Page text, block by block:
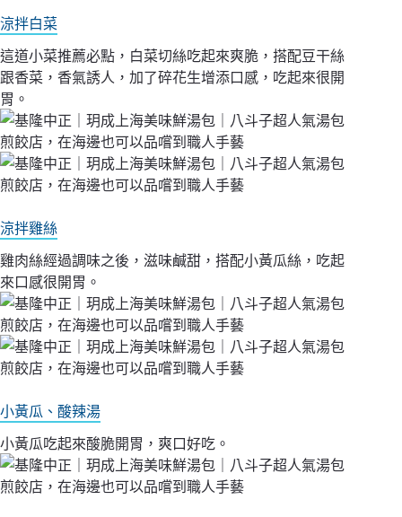
涼拌白菜
這道小菜推薦必點，白菜切絲吃起來爽脆，搭配豆干絲
跟香菜，香氣誘人，加了碎花生增添口感，吃起來很開
胃。
涼拌雞絲
雞肉絲經過調味之後，滋味鹹甜，搭配小黃瓜絲，吃起
來口感很開胃。
小黃瓜、酸辣湯
小黃瓜吃起來酸脆開胃，爽口好吃。